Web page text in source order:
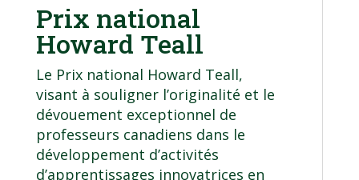
Prix national
Howard Teall
Le Prix national Howard Teall,
visant à souligner l’originalité et le
dévouement exceptionnel de
professeurs canadiens dans le
développement d’activités
d’apprentissages innovatrices en